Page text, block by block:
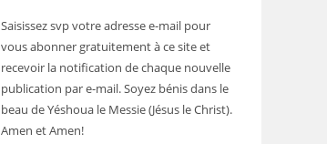
Saisissez svp votre adresse e-mail pour
vous abonner gratuitement à ce site et
recevoir la notification de chaque nouvelle
publication par e-mail. Soyez bénis dans le
beau de Yéshoua le Messie (Jésus le Christ).
Amen et Amen!